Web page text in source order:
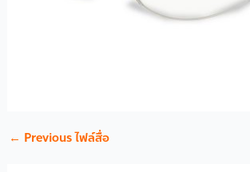
← Previous ไฟล์สื่อ